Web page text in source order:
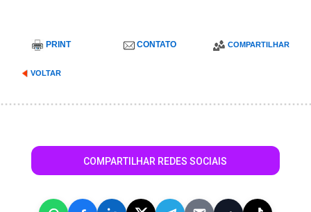
PRINT CONTATO COMPARTILHAR
VOLTAR
COMPARTILHAR REDES SOCIAIS